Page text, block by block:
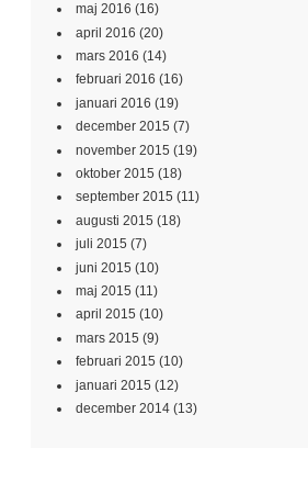
maj 2016 (16)
april 2016 (20)
mars 2016 (14)
februari 2016 (16)
januari 2016 (19)
december 2015 (7)
november 2015 (19)
oktober 2015 (18)
september 2015 (11)
augusti 2015 (18)
juli 2015 (7)
juni 2015 (10)
maj 2015 (11)
april 2015 (10)
mars 2015 (9)
februari 2015 (10)
januari 2015 (12)
december 2014 (13)